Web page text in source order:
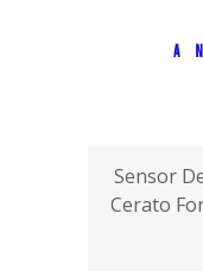
Sensor
Cerato